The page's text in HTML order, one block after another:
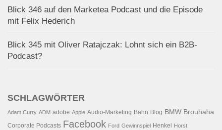
Blick 346 auf den Marketea Podcast und die Episode
mit Felix Hederich
Blick 345 mit Oliver Ratajczak: Lohnt sich ein B2B-
Podcast?
SCHLAGWÖRTER
Adam Curry ADM adobe Apple Audio-Marketing Bahn Blog BMW Brouhaha
Corporate Podcasts Facebook Ford Gewinnspiel Henkel Horst